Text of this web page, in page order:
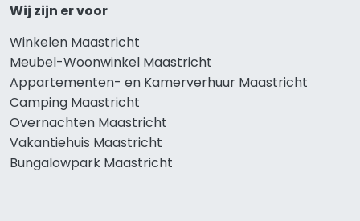
Wij zijn er voor
Winkelen Maastricht
Meubel-Woonwinkel Maastricht
Appartementen- en Kamerverhuur Maastricht
Camping Maastricht
Overnachten Maastricht
Vakantiehuis Maastricht
Bungalowpark Maastricht